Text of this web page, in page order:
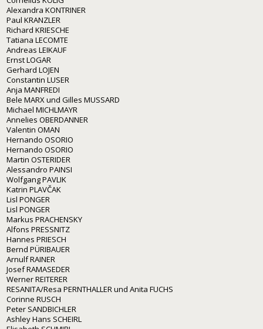
Alexandra KONTRINER
Paul KRANZLER
Richard KRIESCHE
Tatiana LECOMTE
Andreas LEIKAUF
Ernst LOGAR
Gerhard LOJEN
Constantin LUSER
Anja MANFREDI
Bele MARX und Gilles MUSSARD
Michael MICHLMAYR
Annelies OBERDANNER
Valentin OMAN
Hernando OSORIO
Hernando OSORIO
Martin OSTERIDER
Alessandro PAINSI
Wolfgang PAVLIK
Katrin PLAVČAK
Lisl PONGER
Lisl PONGER
Markus PRACHENSKY
Alfons PRESSNITZ
Hannes PRIESCH
Bernd PÜRIBAUER
Arnulf RAINER
Josef RAMASEDER
Werner REITERER
RESANITA/Resa PERNTHALLER und Anita FUCHS
Corinne RUSCH
Peter SANDBICHLER
Ashley Hans SCHEIRL